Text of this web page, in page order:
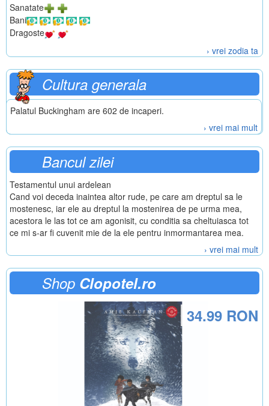
Sanatate
Bani
Dragoste
› vrei zodia ta
Cultura generala
Palatul Buckingham are 602 de incaperi.
› vrei mai mult
Bancul zilei
Testamentul unui ardelean
Cand voi deceda inaintea altor rude, pe care am dreptul sa le
mostenesc, iar ele au dreptul la mostenirea de pe urma mea,
acestora le las tot ce am agonisit, cu conditia sa cheltuiasca tot
ce mi s-ar fi cuvenit mie de la ele pentru inmormantarea mea.
› vrei mai mult
Shop Clopotel.ro
34.99 RON